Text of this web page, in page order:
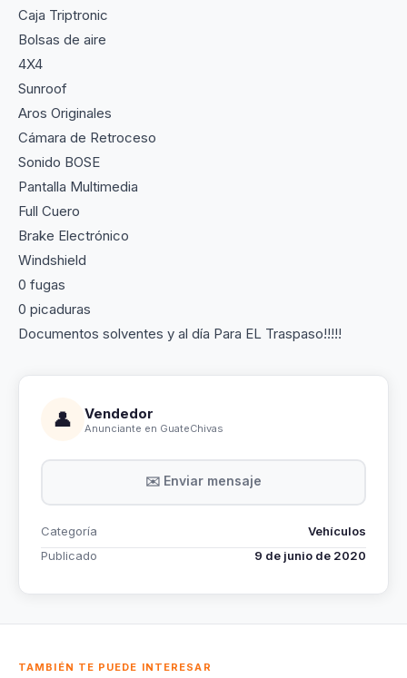
Caja Triptronic
Bolsas de aire
4X4
Sunroof
Aros Originales
Cámara de Retroceso
Sonido BOSE
Pantalla Multimedia
Full Cuero
Brake Electrónico
Windshield
0 fugas
0 picaduras
Documentos solventes y al día Para EL Traspaso!!!!!
👤 Vendedor
Anunciante en GuateChivas
✉️ Enviar mensaje
Categoría
Vehículos
Publicado
9 de junio de 2020
TAMBIÉN TE PUEDE INTERESAR